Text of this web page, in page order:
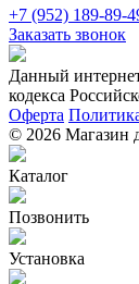
+7 (952) 189-89-
Заказать звонок
Данный
кодекса
Оферта
© 2026 Магазин
Каталог
Позвонить
Установка